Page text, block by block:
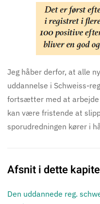
Jeg håber derfor, at alle
uddannelse i Schweiss-
fortsætter med at arbejde
kan være fristende at
sporudredningen kører i
Afsnit i dette
Den uddannede reg.